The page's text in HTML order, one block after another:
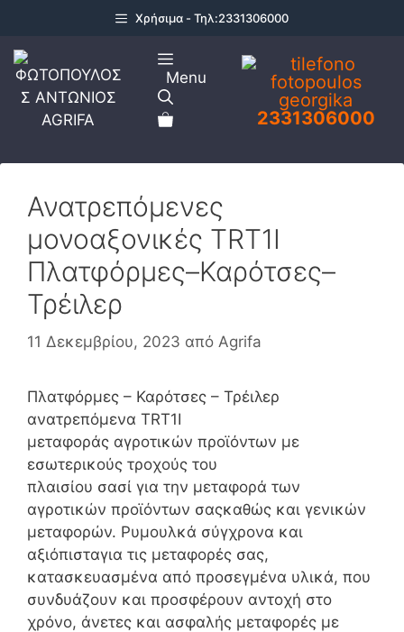
περιεχόμενο
Χρήσιμα - Τηλ:2331306000
2331306000
Menu
Ανατρεπόμενες
μονοαξονικές TRT1I
Πλατφόρμες–Καρότσες–
Τρέιλερ
11 Δεκεμβρίου, 2023 από Agrifa
Πλατφόρμες – Καρότσες – Τρέιλερ
ανατρεπόμενα TRT1I
μεταφοράς αγροτικών προϊόντων με
εσωτερικούς τροχούς του
πλαισίου σασί για την μεταφορά των
αγροτικών προϊόντων σαςκαθώς και γενικών
μεταφορών. Ρυμουλκά σύγχρονα και
αξιόπισταγια τις μεταφορές σας,
κατασκευασμένα από προσεγμένα υλικά, που
συνδυάζουν και προσφέρουν αντοχή στο
χρόνο, άνετες και ασφαλής μεταφορές με